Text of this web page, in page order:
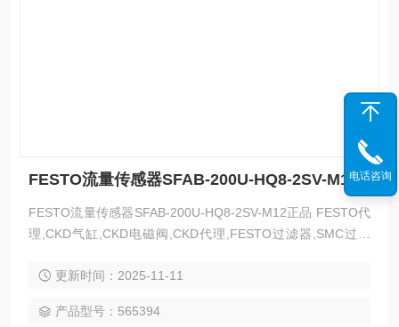
FESTO流量传感器SFAB-200U-HQ8-2SV-M12正品
FESTO流量传感器SFAB-200U-HQ8-2SV-M12正品 FESTO代
理,CKD气缸,CKD电磁阀,CKD代理,FESTO过滤器,SMC过滤
无杆缸,SMC气管,SMC上海代理,MAC电磁阀,费斯托FESTO,M
代理——天筹（上海）
更新时间：2025-11-11
产品型号：565394
电话咨询